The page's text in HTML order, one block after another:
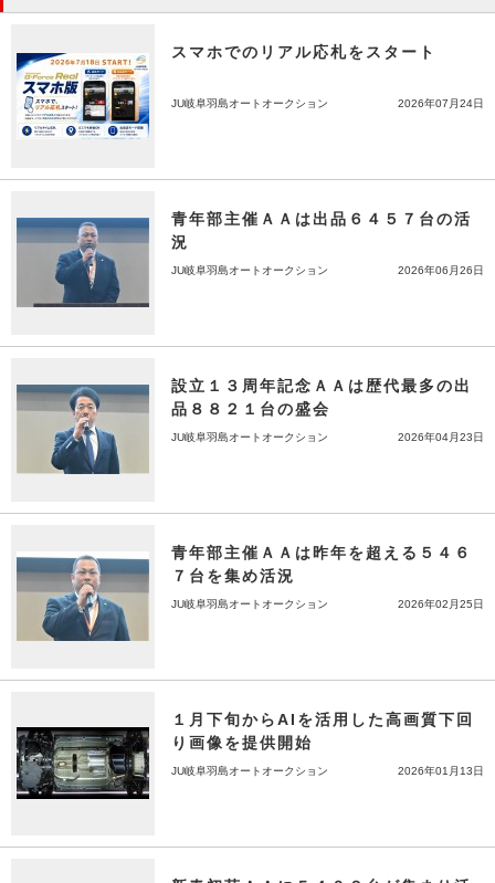
スマホでのリアル応札をスタート
JU岐阜羽島オートオークション 2026年07月24日
青年部主催ＡＡは出品６４５７台の活
況
JU岐阜羽島オートオークション 2026年06月26日
設立１３周年記念ＡＡは歴代最多の出
品８８２１台の盛会
JU岐阜羽島オートオークション 2026年04月23日
青年部主催ＡＡは昨年を超える５４６
７台を集め活況
JU岐阜羽島オートオークション 2026年02月25日
１月下旬からAIを活用した高画質下回
り画像を提供開始
JU岐阜羽島オートオークション 2026年01月13日